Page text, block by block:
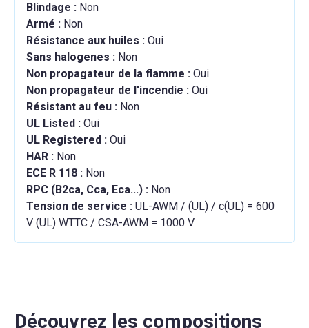
Blindage : Non
Armé : Non
Résistance aux huiles : Oui
Sans halogenes : Non
Non propagateur de la flamme : Oui
Non propagateur de l'incendie : Oui
Résistant au feu : Non
UL Listed : Oui
UL Registered : Oui
HAR : Non
ECE R 118 : Non
RPC (B2ca, Cca, Eca...) : Non
Tension de service : UL-AWM / (UL) / c(UL) = 600
V (UL) WTTC / CSA-AWM = 1000 V
Découvrez les compositions